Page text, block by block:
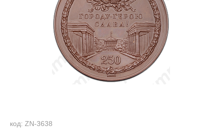
код: ZN-3638